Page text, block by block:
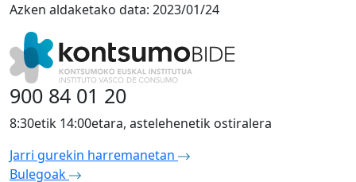
Azken aldaketako data: 2023/01/24
900 84 01 20
8:30etik 14:00etara, astelehenetik ostiralera
Jarri gurekin harremanetan
Bulegoak